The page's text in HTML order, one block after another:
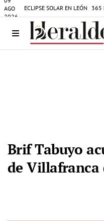
AGO
2026
ECLIPSE SOLAR EN LEÓN 365
Brif Tabuyo
de Villafranca